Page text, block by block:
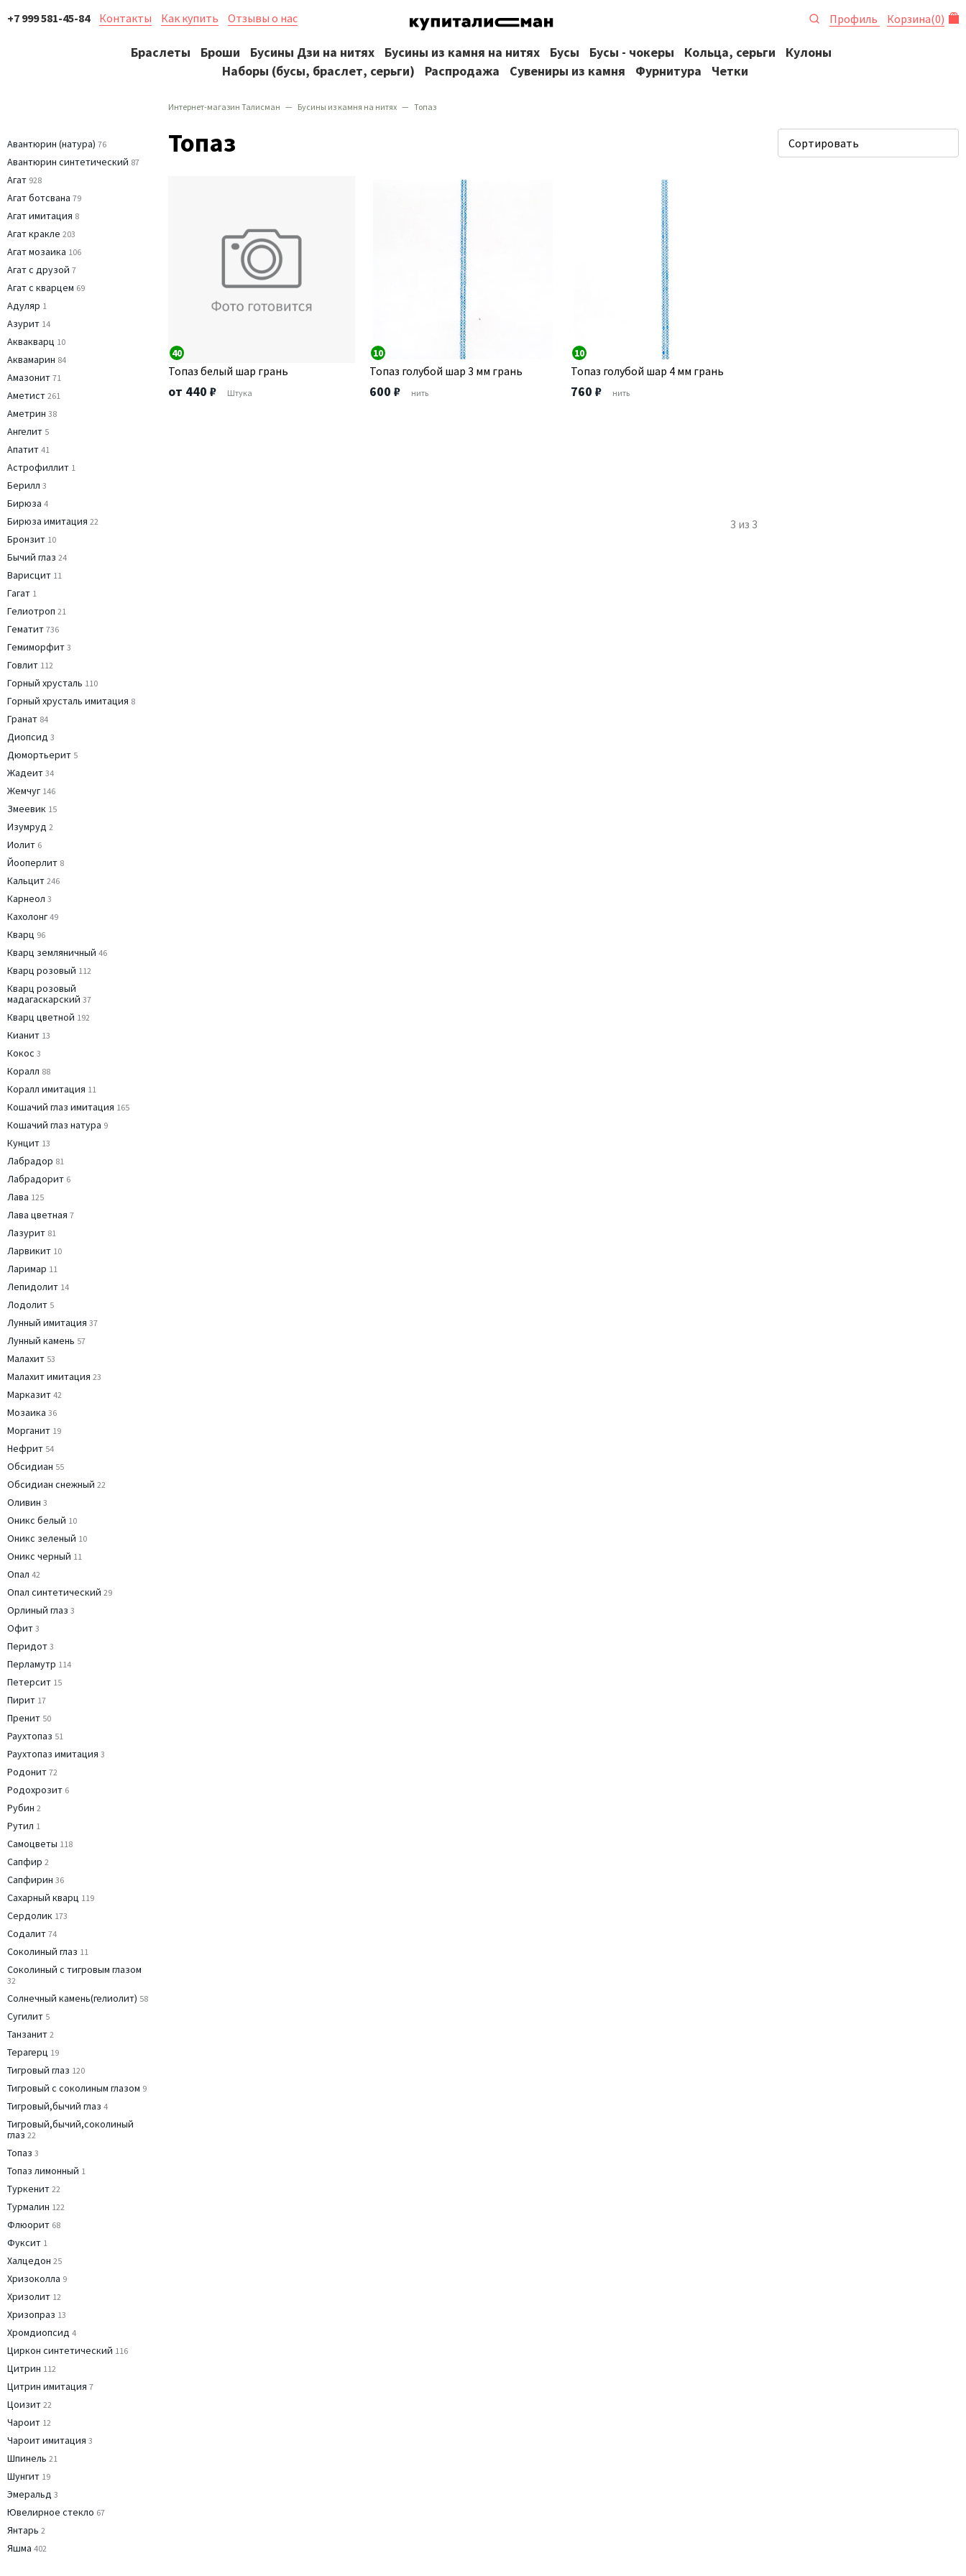
+7 999 581-45-84 Контакты Как купить Отзывы о нас Профиль Корзина(0)
Браслеты Броши Бусины Дзи на нитях Бусины из камня на нитях Бусы Бусы - чокеры Кольца, серьги
Кулоны
Наборы (бусы, браслет, серьги)
Распродажа Сувениры из камня Фурнитура Четки
Интернет-магазин Талисман Бусины из камня на нитях Топаз
Авантюрин (натура) 76
Авантюрин синтетический 87
Агат 928
Агат ботсвана 79
Агат имитация 8
Агат кракле 203
Агат мозаика 106
Агат с друзой 7
Агат с кварцем 69
Адуляр 1
Азурит 14
Аквакварц 10
Аквамарин 84
Амазонит 71
Аметист 261
Аметрин 38
Ангелит 5
Апатит 41
Астрофиллит 1
Берилл 3
Бирюза 4
Бирюза имитация 22
Бронзит 10
Бычий глаз 24
Варисцит 11
Гагат 1
Гелиотроп 21
Гематит 736
Гемиморфит 3
Говлит 112
Горный хрусталь 110
Горный хрусталь имитация 8
Гранат 84
Диопсид 3
Дюмортьерит 5
Жадеит 34
Жемчуг 146
Змеевик 15
Изумруд 2
Иолит 6
Йооперлит 8
Кальцит 246
Карнеол 3
Кахолонг 49
Кварц 96
Кварц земляничный 46
Кварц розовый 112
Кварц розовый
мадагаскарский 37
Кварц цветной 192
Кианит 13
Кокос 3
Коралл 88
Коралл имитация 11
Кошачий глаз имитация 165
Кошачий глаз натура 9
Кунцит 13
Лабрадор 81
Лабрадорит 6
Лава 125
Лава цветная 7
Лазурит 81
Ларвикит 10
Ларимар 11
Лепидолит 14
Лодолит 5
Лунный имитация 37
Лунный камень 57
Малахит 53
Малахит имитация 23
Марказит 42
Мозаика 36
Морганит 19
Нефрит 54
Обсидиан 55
Обсидиан снежный 22
Оливин 3
Оникс белый 10
Оникс зеленый 10
Оникс черный 11
Опал 42
Опал синтетический 29
Орлиный глаз 3
Офит 3
Перидот 3
Перламутр 114
Петерсит 15
Пирит 17
Пренит 50
Раухтопаз 51
Раухтопаз имитация 3
Родонит 72
Родохрозит 6
Рубин 2
Рутил 1
Самоцветы 118
Сапфир 2
Сапфирин 36
Сахарный кварц 119
Сердолик 173
Содалит 74
Соколиный глаз 11
Соколиный с тигровым глазом
32
Солнечный камень(гелиолит) 58
Сугилит 5
Танзанит 2
Терагерц 19
Тигровый глаз 120
Тигровый с соколиным глазом 9
Тигровый,бычий глаз 4
Тигровый,бычий,соколиный
глаз 22
Топаз 3
Топаз лимонный 1
Туркенит 22
Турмалин 122
Флюорит 68
Фуксит 1
Халцедон 25
Хризоколла 9
Хризолит 12
Хризопраз 13
Хромдиопсид 4
Циркон синтетический 116
Цитрин 112
Цитрин имитация 7
Цоизит 22
Чароит 12
Чароит имитация 3
Шпинель 21
Шунгит 19
Эмеральд 3
Ювелирное стекло 67
Янтарь 2
Яшма 402
Топаз
40
Топаз белый шар грань
от 440 ₽ Штука
10
Топаз голубой шар 3 мм грань
600 ₽ нить
10
Топаз голубой шар 4 мм грань
760 ₽ нить
3 из 3